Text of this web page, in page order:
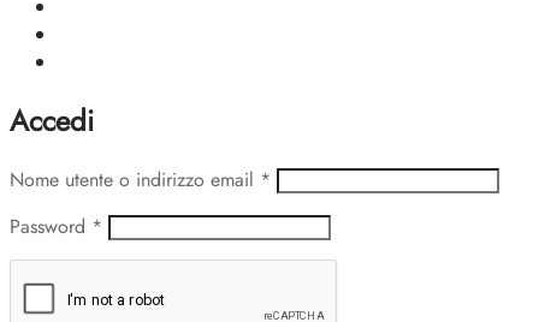
Accedi
Nome utente o indirizzo email *
Password *